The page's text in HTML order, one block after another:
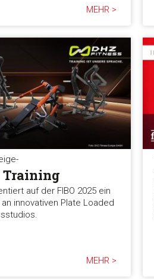
MEHR >
Training
auf der FIBO 2025 ein
innovativen Plate Loaded
MEHR >